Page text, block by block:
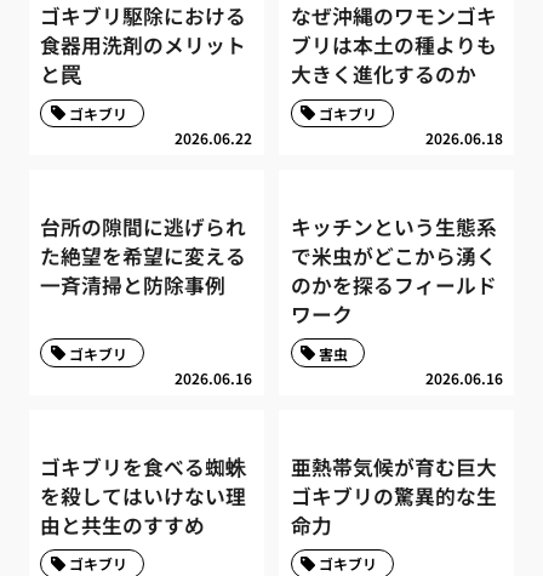
ゴキブリ駆除における
食器用洗剤のメリット
と罠
2026.06.22
ゴキブリ
なぜ沖縄のワモンゴキ
ブリは本土の種よりも
大きく進化するのか
2026.06.18
ゴキブリ
台所の隙間に逃げられ
た絶望を希望に変える
一斉清掃と防除事例
2026.06.16
ゴキブリ
キッチンという生態系
で米虫がどこから湧く
のかを探るフィールド
ワーク
2026.06.16
害虫
ゴキブリを食べる蜘蛛
を殺してはいけない理
由と共生のすすめ
ゴキブリ
亜熱帯気候が育む巨大
ゴキブリの驚異的な生
命力
ゴキブリ